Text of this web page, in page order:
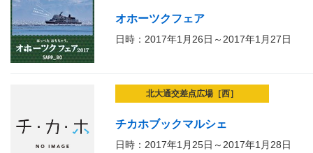
オホーツクフェア
日時：2017年1月26日～2017年1月27日
北大通交差点広場［西］
チカホブックマルシェ
日時：2017年1月25日～2017年1月28日